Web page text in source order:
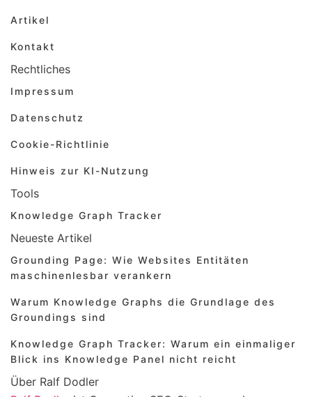
Artikel
Kontakt
Rechtliches
Impressum
Datenschutz
Cookie-Richtlinie
Hinweis zur KI-Nutzung
Tools
Knowledge Graph Tracker
Neueste Artikel
Grounding Page: Wie Websites Entitäten
maschinenlesbar verankern
Warum Knowledge Graphs die Grundlage des
Groundings sind
Knowledge Graph Tracker: Warum ein einmaliger
Blick ins Knowledge Panel nicht reicht
Über Ralf Dodler